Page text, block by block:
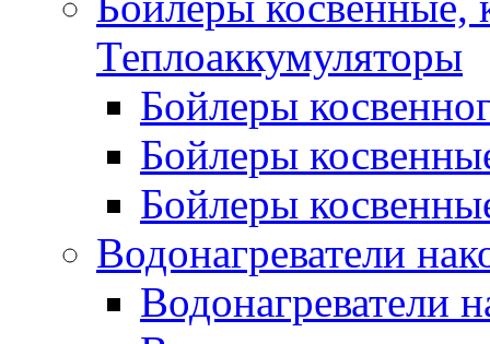
Теплоаккумуляторы
Бойлеры
Бойлеры
Бойлеры
Водонагреватели
Водонагреватели